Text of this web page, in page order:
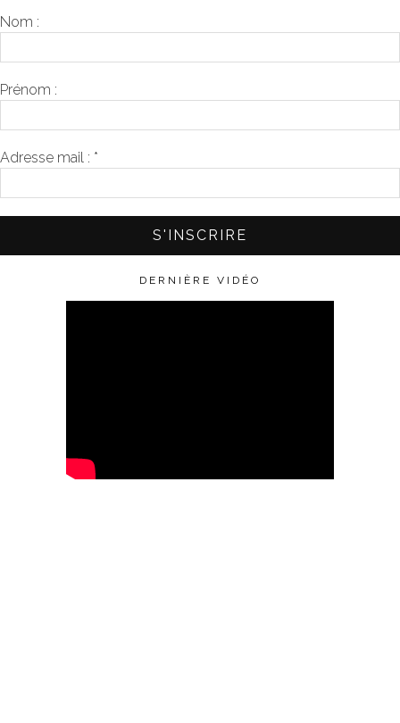
Nom :
Prénom :
Adresse mail : *
DERNIÈRE VIDÉO